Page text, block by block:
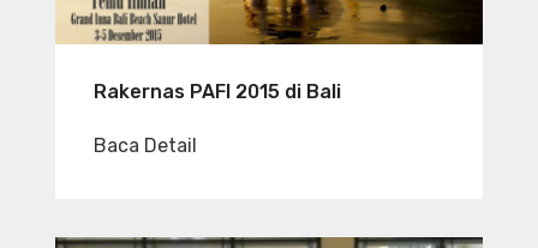
Rakernas PAFI 2015 di Bali
Baca Detail